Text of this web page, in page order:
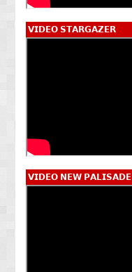
𝗩𝗜𝗗𝗘𝗢 𝗦𝗧𝗔𝗥𝗚𝗔𝗭𝗘𝗥
𝗩𝗜𝗗𝗘𝗢 𝗡𝗘𝗪 𝗣𝗔𝗟𝗜𝗦𝗔𝗗𝗘